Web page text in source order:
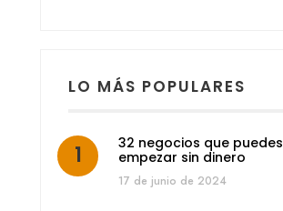
LO MÁS POPULARES
32 negocios que puedes
empezar sin dinero
17 de junio de 2024